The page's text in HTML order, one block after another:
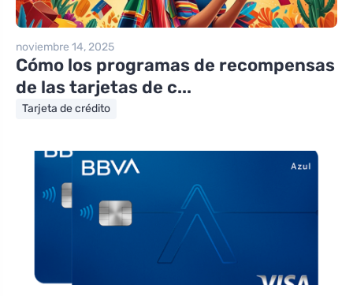
noviembre 14, 2025
Cómo los programas de recompensas
de las tarjetas de c...
Tarjeta de crédito